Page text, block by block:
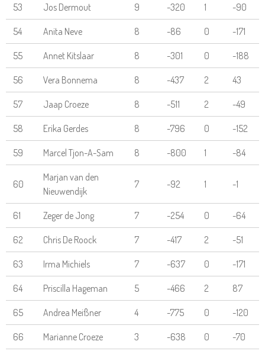
53 Jos Dermout 9 -320 1 -90
54 Anita Neve 8 -86 0 -171
55 Annet Kitslaar 8 -301 0 -188
56 Vera Bonnema 8 -437 2 43
57 Jaap Croeze 8 -511 2 -49
58 Erika Gerdes 8 -796 0 -152
59 Marcel Tjon-A-Sam 8 -800 1 -84
60
Marjan van den
Nieuwendijk
7 -92 1 -1
61 Zeger de Jong 7 -254 0 -64
62 Chris De Roock 7 -417 2 -51
63 Irma Michiels 7 -637 0 -171
64 Priscilla Hageman 5 -466 2 87
65 Andrea Meißner 4 -775 0 -120
66 Marianne Croeze 3 -638 0 -70